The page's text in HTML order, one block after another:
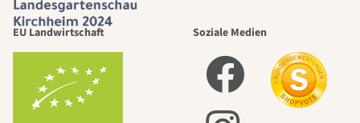
EU Landwirtschaft Soziale Medien